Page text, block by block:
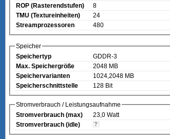
ROP (Rasterendstufen)
8
TMU (Textureinheiten)
24
Streamprozessoren
480
Speicher
Speichertyp
GDDR-3
Max. Speichergröße
2048 MB
Speichervarianten
1024,2048 MB
Speicherschnittstelle
128 Bit
Stromverbrauch / Leistungsaufnahme
Stromverbrauch (max)
23,0 Watt
Stromverbrauch (idle)